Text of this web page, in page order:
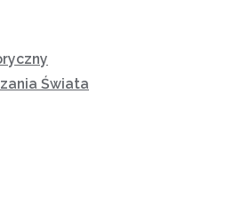
Świata
na odrobinę doświadczyć
rodzin.